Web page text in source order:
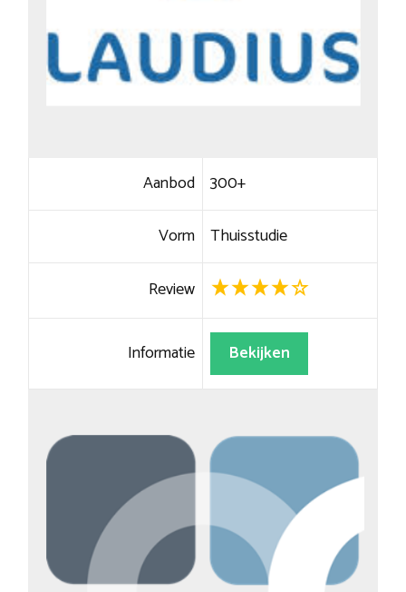
Aanbod 300+
Vorm Thuisstudie
Review
Informatie Bekijken